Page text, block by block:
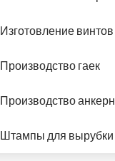
Изготовление винтов
Производство гаек
Производство
Штампы для вырубки